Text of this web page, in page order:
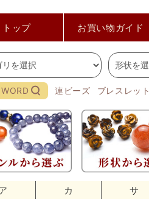
トップ お買い物ガイド
連ビーズ ブレスレット
カ サ